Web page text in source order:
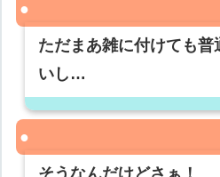
ただまあ雑に付けても
いし…